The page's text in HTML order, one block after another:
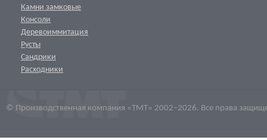
Камни замковые
Консоли
Деревоиммитация
Русты
Сандрики
Расходники
© Производственная компания «ТМТ» 2002–2026. Все права